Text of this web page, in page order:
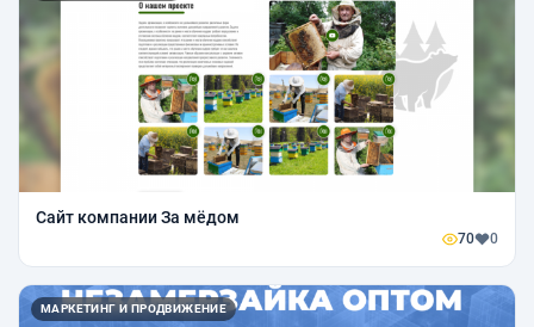
Сайт компании За мёдом
70 0
МАРКЕТИНГ И ПРОДВИЖЕНИЕ